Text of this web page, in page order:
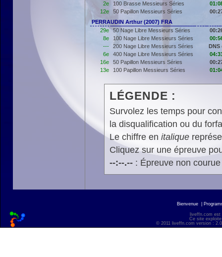
2e
100 Brasse Messieurs Séries
12e
50 Papillon Messieurs Séries
PERRAUDIN Arthur (2007) FRA
29e
50 Nage Libre Messieurs Séries
8e
100 Nage Libre Messieurs Séries
---
200 Nage Libre Messieurs Séries
DNS
6e
400 Nage Libre Messieurs Séries
16e
50 Papillon Messieurs Séries
13e
100 Papillon Messieurs Séries
LÉGENDE :
Survolez les temps pour
la disqualification ou du
Le chiffre en italique
Cliquez sur une épreuve
--:--.--: Épreuve non
Bienvenue
liveffn.com est
Ce site
© 2011 liveffn.com version :